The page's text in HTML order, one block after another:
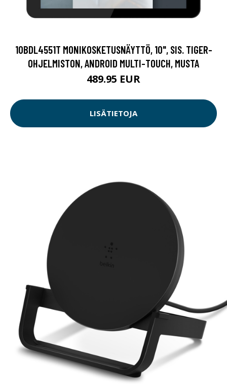
10BDL4551T MONIKOSKETUSNÄYTTÖ, 10", SIS. TIGER-
OHJELMISTON, ANDROID MULTI-TOUCH, MUSTA
489.95 EUR
LISÄTIETOJA